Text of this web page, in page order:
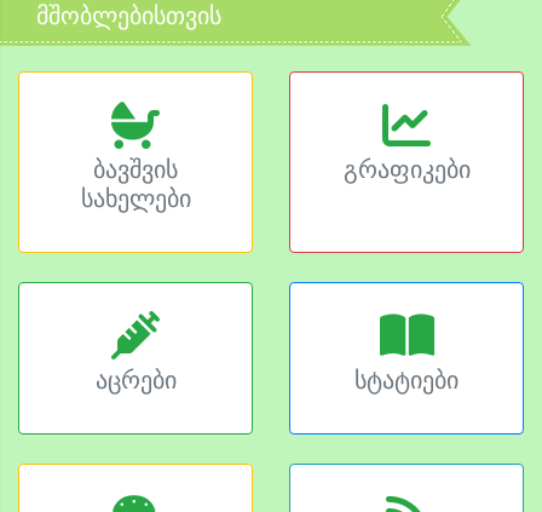
მშობლებისთვის
ბავშვის
სახელები
გრაფიკები
აცრები სტატიები